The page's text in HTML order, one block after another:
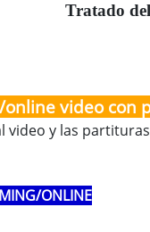
Tratado
online video
y las
ONLINE